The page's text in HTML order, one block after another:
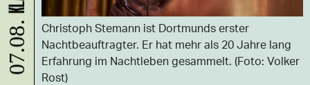
Christoph Stemann ist Dortmunds erster
Nachtbeauftragter. Er hat mehr als 20 Jahre lang
Erfahrung im Nachtleben gesammelt. (Foto: Volker
Rost)
07.08.